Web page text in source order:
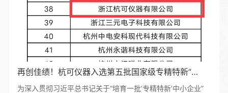
再创佳绩！杭可仪器入选第五批国家级专精特新“小巨人”名单
为深入贯彻习近平总书记关于“培育一批‘专精特新’中小企业”